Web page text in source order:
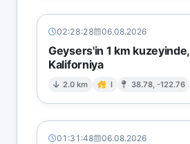
02:28:28 06.08.2026
Geysers'in 1 km kuzeyinde,
Kaliforniya
2.0 km I 38.78, -122.76
01:31:48 06.08.2026